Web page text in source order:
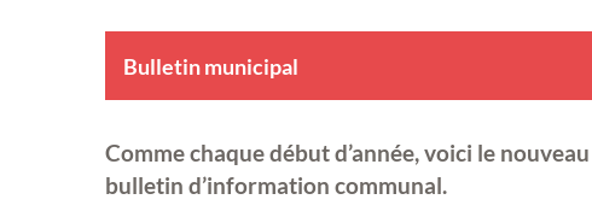
Bulletin municipal
Comme chaque début d’année, voici le
bulletin d’information communal.